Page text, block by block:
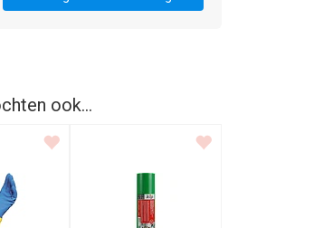
ook...